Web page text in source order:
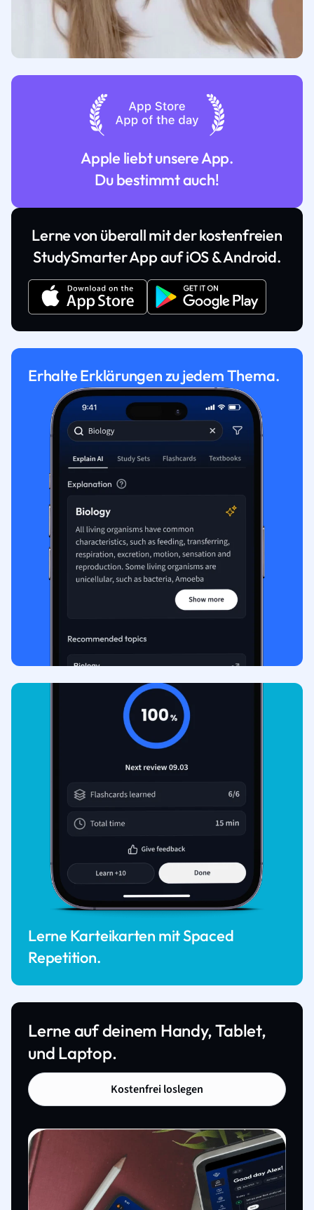
Apple liebt unsere App.
Du bestimmt auch!
Lerne von überall mit der kostenfreien
StudySmarter App auf iOS & Android.
Erhalte Erklärungen zu jedem Thema.
Lerne Karteikarten mit Spaced
Repetition.
Lerne auf deinem Handy, Tablet,
und Laptop.
Kostenfrei loslegen